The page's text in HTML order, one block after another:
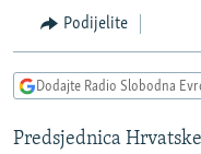
navigaciju
Pređite
na
CRNA GORA
VIDEO
FOTOGALERIJE
PODCASTI
RAT U UKRAJINI
Podijelite
Dodajte Radio Slobodna
Predsjednica